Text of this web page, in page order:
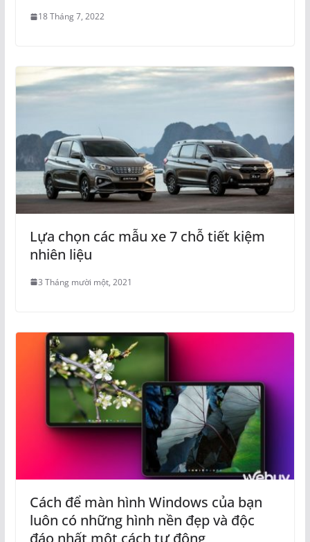
18 Tháng 7, 2022
Lựa chọn các mẫu xe 7 chỗ tiết kiệm
nhiên liệu
3 Tháng mười một, 2021
Cách để màn hình Windows của bạn
luôn có những hình nền đẹp và độc
đáo nhất một cách tự động